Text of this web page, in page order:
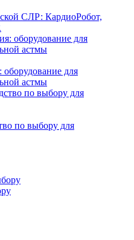
СЛР: КардиоРобот,
для
астмы
по выбору для